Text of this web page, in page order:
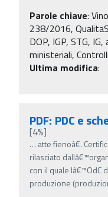
Parole chiave:
238/2016,
DOP, IGP, STG,
ministeriali,
Ultima modifica:
PDF: PDC e
[4%]
… atte fienoâ€.
rilasciato
con il quale lâ€™OdC
produzione